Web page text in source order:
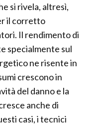
si rivela, altresì,
il corretto
Il rendimento di
specialmente sul
ne risente in
crescono in
del danno e la
anche di
casi, i tecnici